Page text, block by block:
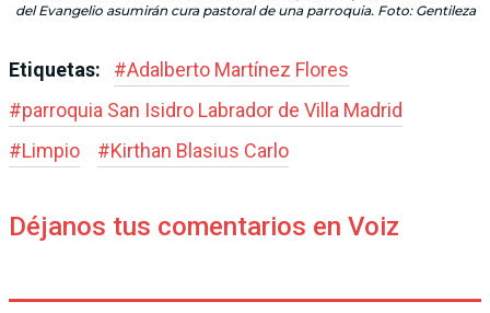
del Evangelio asumirán cura pastoral de una parroquia. Foto: Gentileza
Etiquetas: #Adalberto Martínez Flores
#parroquia San Isidro Labrador de Villa Madrid
#Limpio #Kirthan Blasius Carlo
Déjanos tus comentarios en Voiz